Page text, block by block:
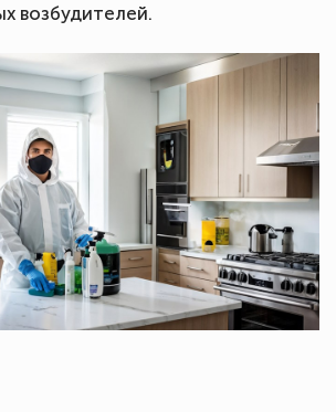
возбудителей.